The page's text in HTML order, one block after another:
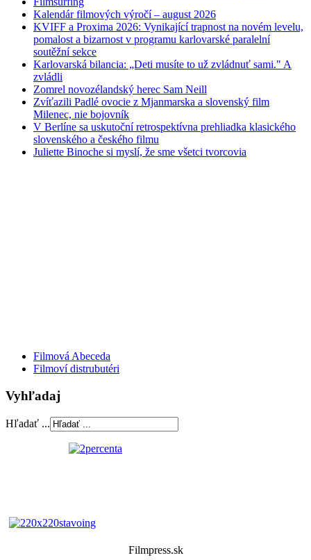
Kalendár filmových výročí – august 2026
KVIFF a Proxima 2026: Vynikající trapnost na novém levelu,
pomalost a bizarnost v programu karlovarské paralelní
soutěžní sekce
Karlovarská bilancia: „Deti musíte to už zvládnuť sami." A
zvládli
Zomrel novozélandský herec Sam Neill
Zvíťazili Padlé ovocie z Mjanmarska a slovenský film
Milenec, nie bojovník
V Berlíne sa uskutoční retrospektívna prehliadka klasického
slovenského a českého filmu
Juliette Binoche si myslí, že sme všetci tvorcovia
Filmová Abeceda
Filmoví distrubutéri
Vyhľadaj
Hľadať ...
Filmpress.sk